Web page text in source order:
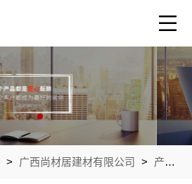
> 广西尚材居建材有限公司 > 产品中心